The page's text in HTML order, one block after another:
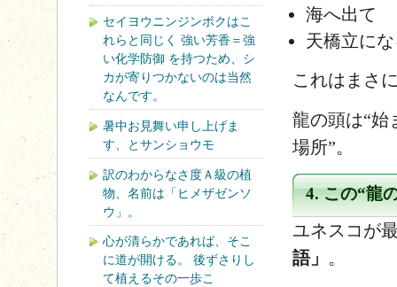
海へ出て
天橋立に
これはまさ
龍の頭は“始
場所”。
4. この“龍
ユネスコが
語」 。
セイヨウニンジンボクはこ
れらと同じく 強い芳香＝強
い化学防御 を持つため、シ
カが寄りつかないのは当然
なんです。
暑中お見舞い申し上げま
す、とサンショウモ
訳のわからなさ度Ａ級の植
物、名前は「ヒメザゼンソ
ウ」。
心が清らかであれば、そこ
に道が開ける。 後ずさりし
て植えるその一歩こ